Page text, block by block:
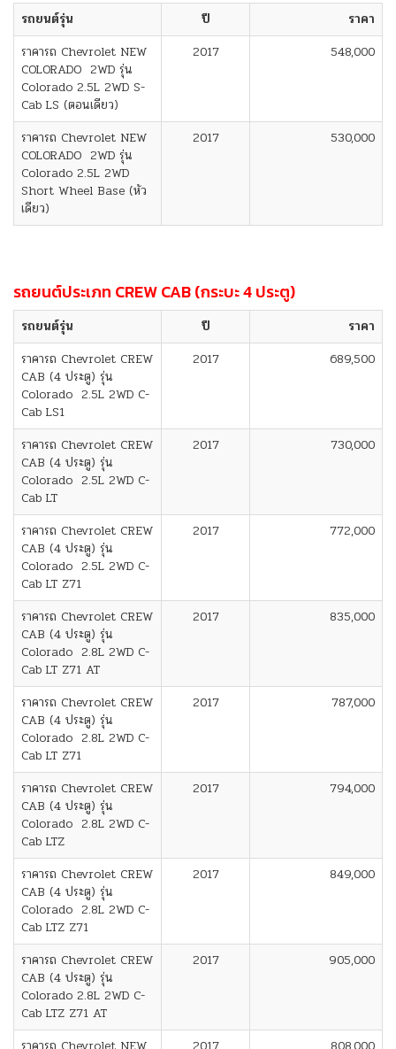
รถยนต์รุ่น ปี
ราคา
ราคารถ Chevrolet NEW
COLORADO 2WD รุ่น
Colorado 2.5L 2WD S-
Cab LS (ตอนเดียว)
2017 548,000
ราคารถ Chevrolet NEW
COLORADO 2WD รุ่น
Colorado 2.5L 2WD
Short Wheel Base (หัว
เดียว)
2017 530,000
รถยนต์ประเภท CREW CAB (กระบะ 4 ประตู)
รถยนต์รุ่น ปี
ราคา
ราคารถ Chevrolet CREW
CAB (4 ประตู) รุ่น
Colorado 2.5L 2WD C-
Cab LS1
2017 689,500
ราคารถ Chevrolet CREW
CAB (4 ประตู) รุ่น
Colorado 2.5L 2WD C-
Cab LT
2017 730,000
ราคารถ Chevrolet CREW
CAB (4 ประตู) รุ่น
Colorado 2.5L 2WD C-
Cab LT Z71
2017 772,000
ราคารถ Chevrolet CREW
CAB (4 ประตู) รุ่น
Colorado 2.8L 2WD C-
Cab LT Z71 AT
2017 835,000
ราคารถ Chevrolet CREW
CAB (4 ประตู) รุ่น
Colorado 2.8L 2WD C-
Cab LT Z71
2017 787,000
ราคารถ Chevrolet CREW
CAB (4 ประตู) รุ่น
Colorado 2.8L 2WD C-
Cab LTZ
2017 794,000
ราคารถ Chevrolet CREW
CAB (4 ประตู) รุ่น
Colorado 2.8L 2WD C-
Cab LTZ Z71
2017 849,000
ราคารถ Chevrolet CREW
CAB (4 ประตู) รุ่น
Colorado 2.8L 2WD C-
Cab LTZ Z71 AT
2017 905,000